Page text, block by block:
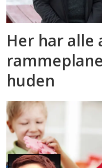
Her har
huden